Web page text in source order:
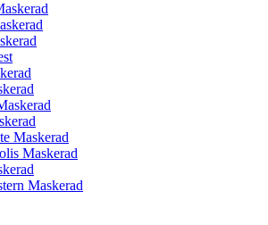
Maskerad
Maskerad
Maskerad